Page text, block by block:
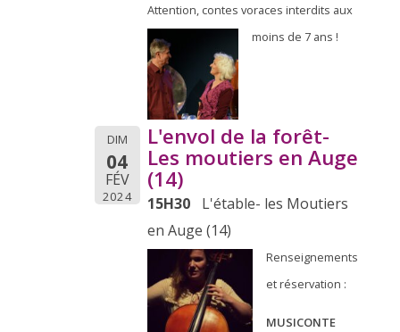
Attention, contes voraces interdits aux
moins de 7 ans !
DIM
04
FÉV
2024
L'envol de la forêt-
Les moutiers en Auge
(14)
15H30
L'étable- les Moutiers
en Auge (14)
Renseignements
et réservation :
MUSICONTE